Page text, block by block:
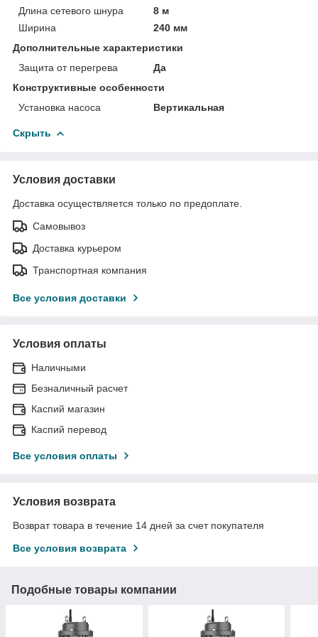
Длина сетевого шнура
8 м
Ширина
240 мм
Дополнительные характеристики
Защита от перегрева
Да
Конструктивные особенности
Установка насоса
Вертикальная
Скрыть
Условия доставки
Доставка осуществляется только по предоплате.
Самовывоз
Доставка курьером
Транспортная компания
Все условия доставки
Условия оплаты
Наличными
Безналичный расчет
Каспий магазин
Каспий перевод
Все условия оплаты
Условия возврата
Возврат товара в течение 14 дней за счет покупателя
Все условия возврата
Подобные товары компании